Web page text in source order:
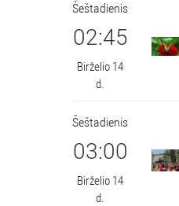
Šeštadienis
02:45
Birželio 14
d.
Šeštadienis
03:00
Birželio 14
d.